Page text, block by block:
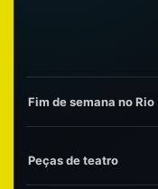
Fim de semana no Rio
Peças de teatro